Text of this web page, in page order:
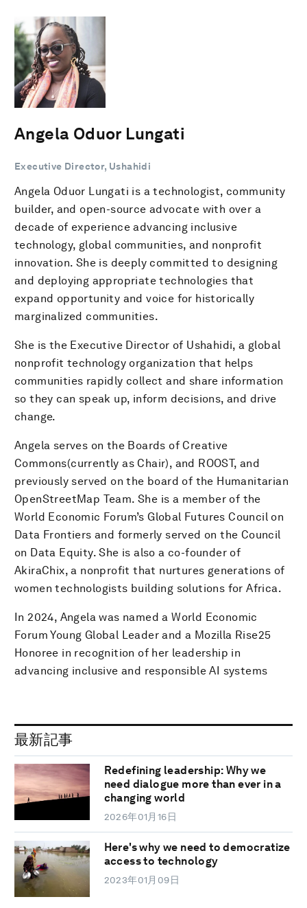
Angela Oduor Lungati
Executive Director, Ushahidi
Angela Oduor Lungati is a technologist, community
builder, and open-source advocate with over a
decade of experience advancing inclusive
technology, global communities, and nonprofit
innovation. She is deeply committed to designing
and deploying appropriate technologies that
expand opportunity and voice for historically
marginalized communities.
She is the Executive Director of Ushahidi, a global
nonprofit technology organization that helps
communities rapidly collect and share information
so they can speak up, inform decisions, and drive
change.
Angela serves on the Boards of Creative
Commons(currently as Chair), and ROOST, and
previously served on the board of the Humanitarian
OpenStreetMap Team. She is a member of the
World Economic Forum’s Global Futures Council on
Data Frontiers and formerly served on the Council
on Data Equity. She is also a co-founder of
AkiraChix, a nonprofit that nurtures generations of
women technologists building solutions for Africa.
In 2024, Angela was named a World Economic
Forum Young Global Leader and a Mozilla Rise25
Honoree in recognition of her leadership in
advancing inclusive and responsible AI systems
最新記事
Redefining leadership: Why we
need dialogue more than ever in a
changing world
2026年01月16日
Here's why we need to democratize
access to technology
2023年01月09日